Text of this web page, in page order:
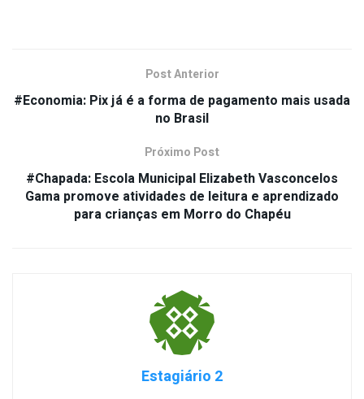
Post Anterior
#Economia: Pix já é a forma de pagamento mais usada
no Brasil
Próximo Post
#Chapada: Escola Municipal Elizabeth Vasconcelos
Gama promove atividades de leitura e aprendizado
para crianças em Morro do Chapéu
Estagiário 2